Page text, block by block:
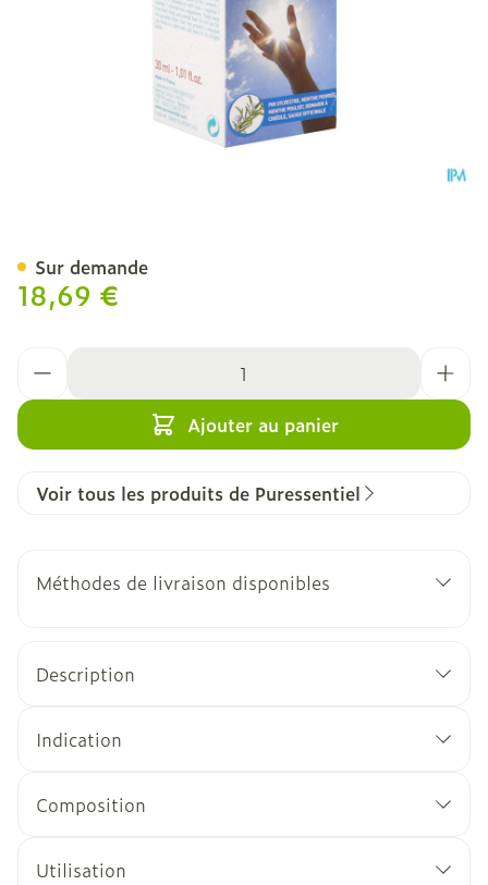
18,69 €
Ajouter au panier
Sur demande
Voir tous les produits de Puressentiel
Méthodes de livraison disponibles
Description
Indication
Composition
Utilisation